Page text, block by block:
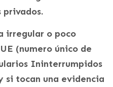
irregular o poco
(numero único de
Ininterrumpidos
si tocan una evidencia